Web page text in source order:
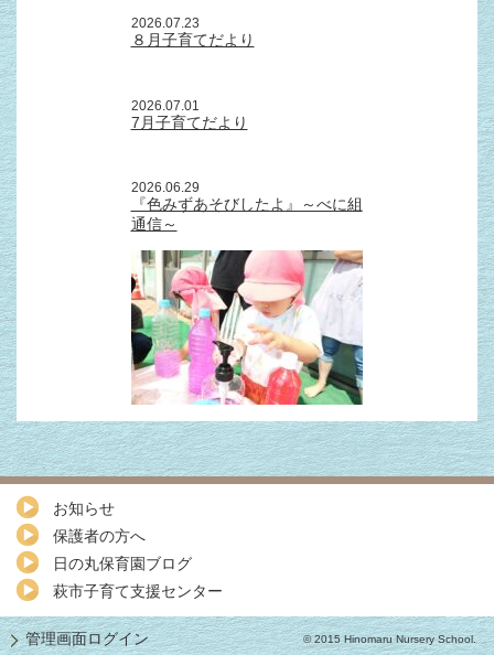
2026.07.23
８月子育てだより
2026.07.01
7月子育てだより
2026.06.29
『色みずあそびしたよ』～べに組
通信～
お知らせ
保護者の方へ
日の丸保育園ブログ
萩市子育て支援センター
管理画面ログイン © 2015 Hinomaru Nursery School.